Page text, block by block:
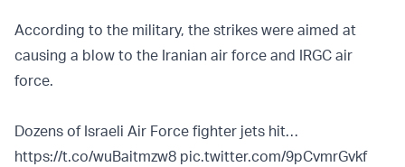
According to the military, the strikes were aimed at
causing a blow to the Iranian air force and IRGC air
force.
Dozens of Israeli Air Force fighter jets hit…
https://t.co/wuBaitmzw8 pic.twitter.com/9pCvmrGvkf